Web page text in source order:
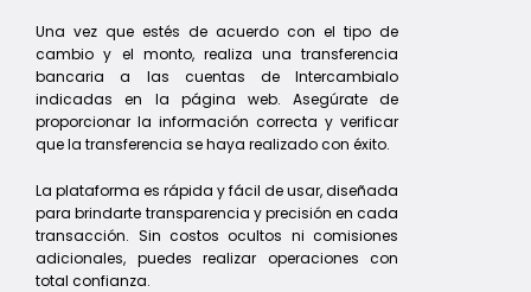
Una vez que estés de acuerdo con el tipo de
cambio y el monto, realiza una transferencia
bancaria a las cuentas de Intercambialo
indicadas en la página web. Asegúrate de
proporcionar la información correcta y verificar
que la transferencia se haya realizado con éxito.
La plataforma es rápida y fácil de usar, diseñada
para brindarte transparencia y precisión en cada
transacción. Sin costos ocultos ni comisiones
adicionales, puedes realizar operaciones con
total confianza.